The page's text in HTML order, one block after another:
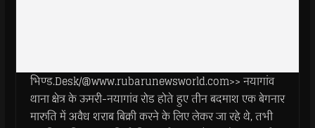
भिण्ड.Desk/@www.rubarunewsworld.com>> नयागांव
थाना क्षेत्र के ऊमरी-नयागांव रोड होते हुए तीन बदमाश एक बेगनार
मारुति में अवैध शराब बिक्री करने के लिए लेकर जा रहे थे, तभी